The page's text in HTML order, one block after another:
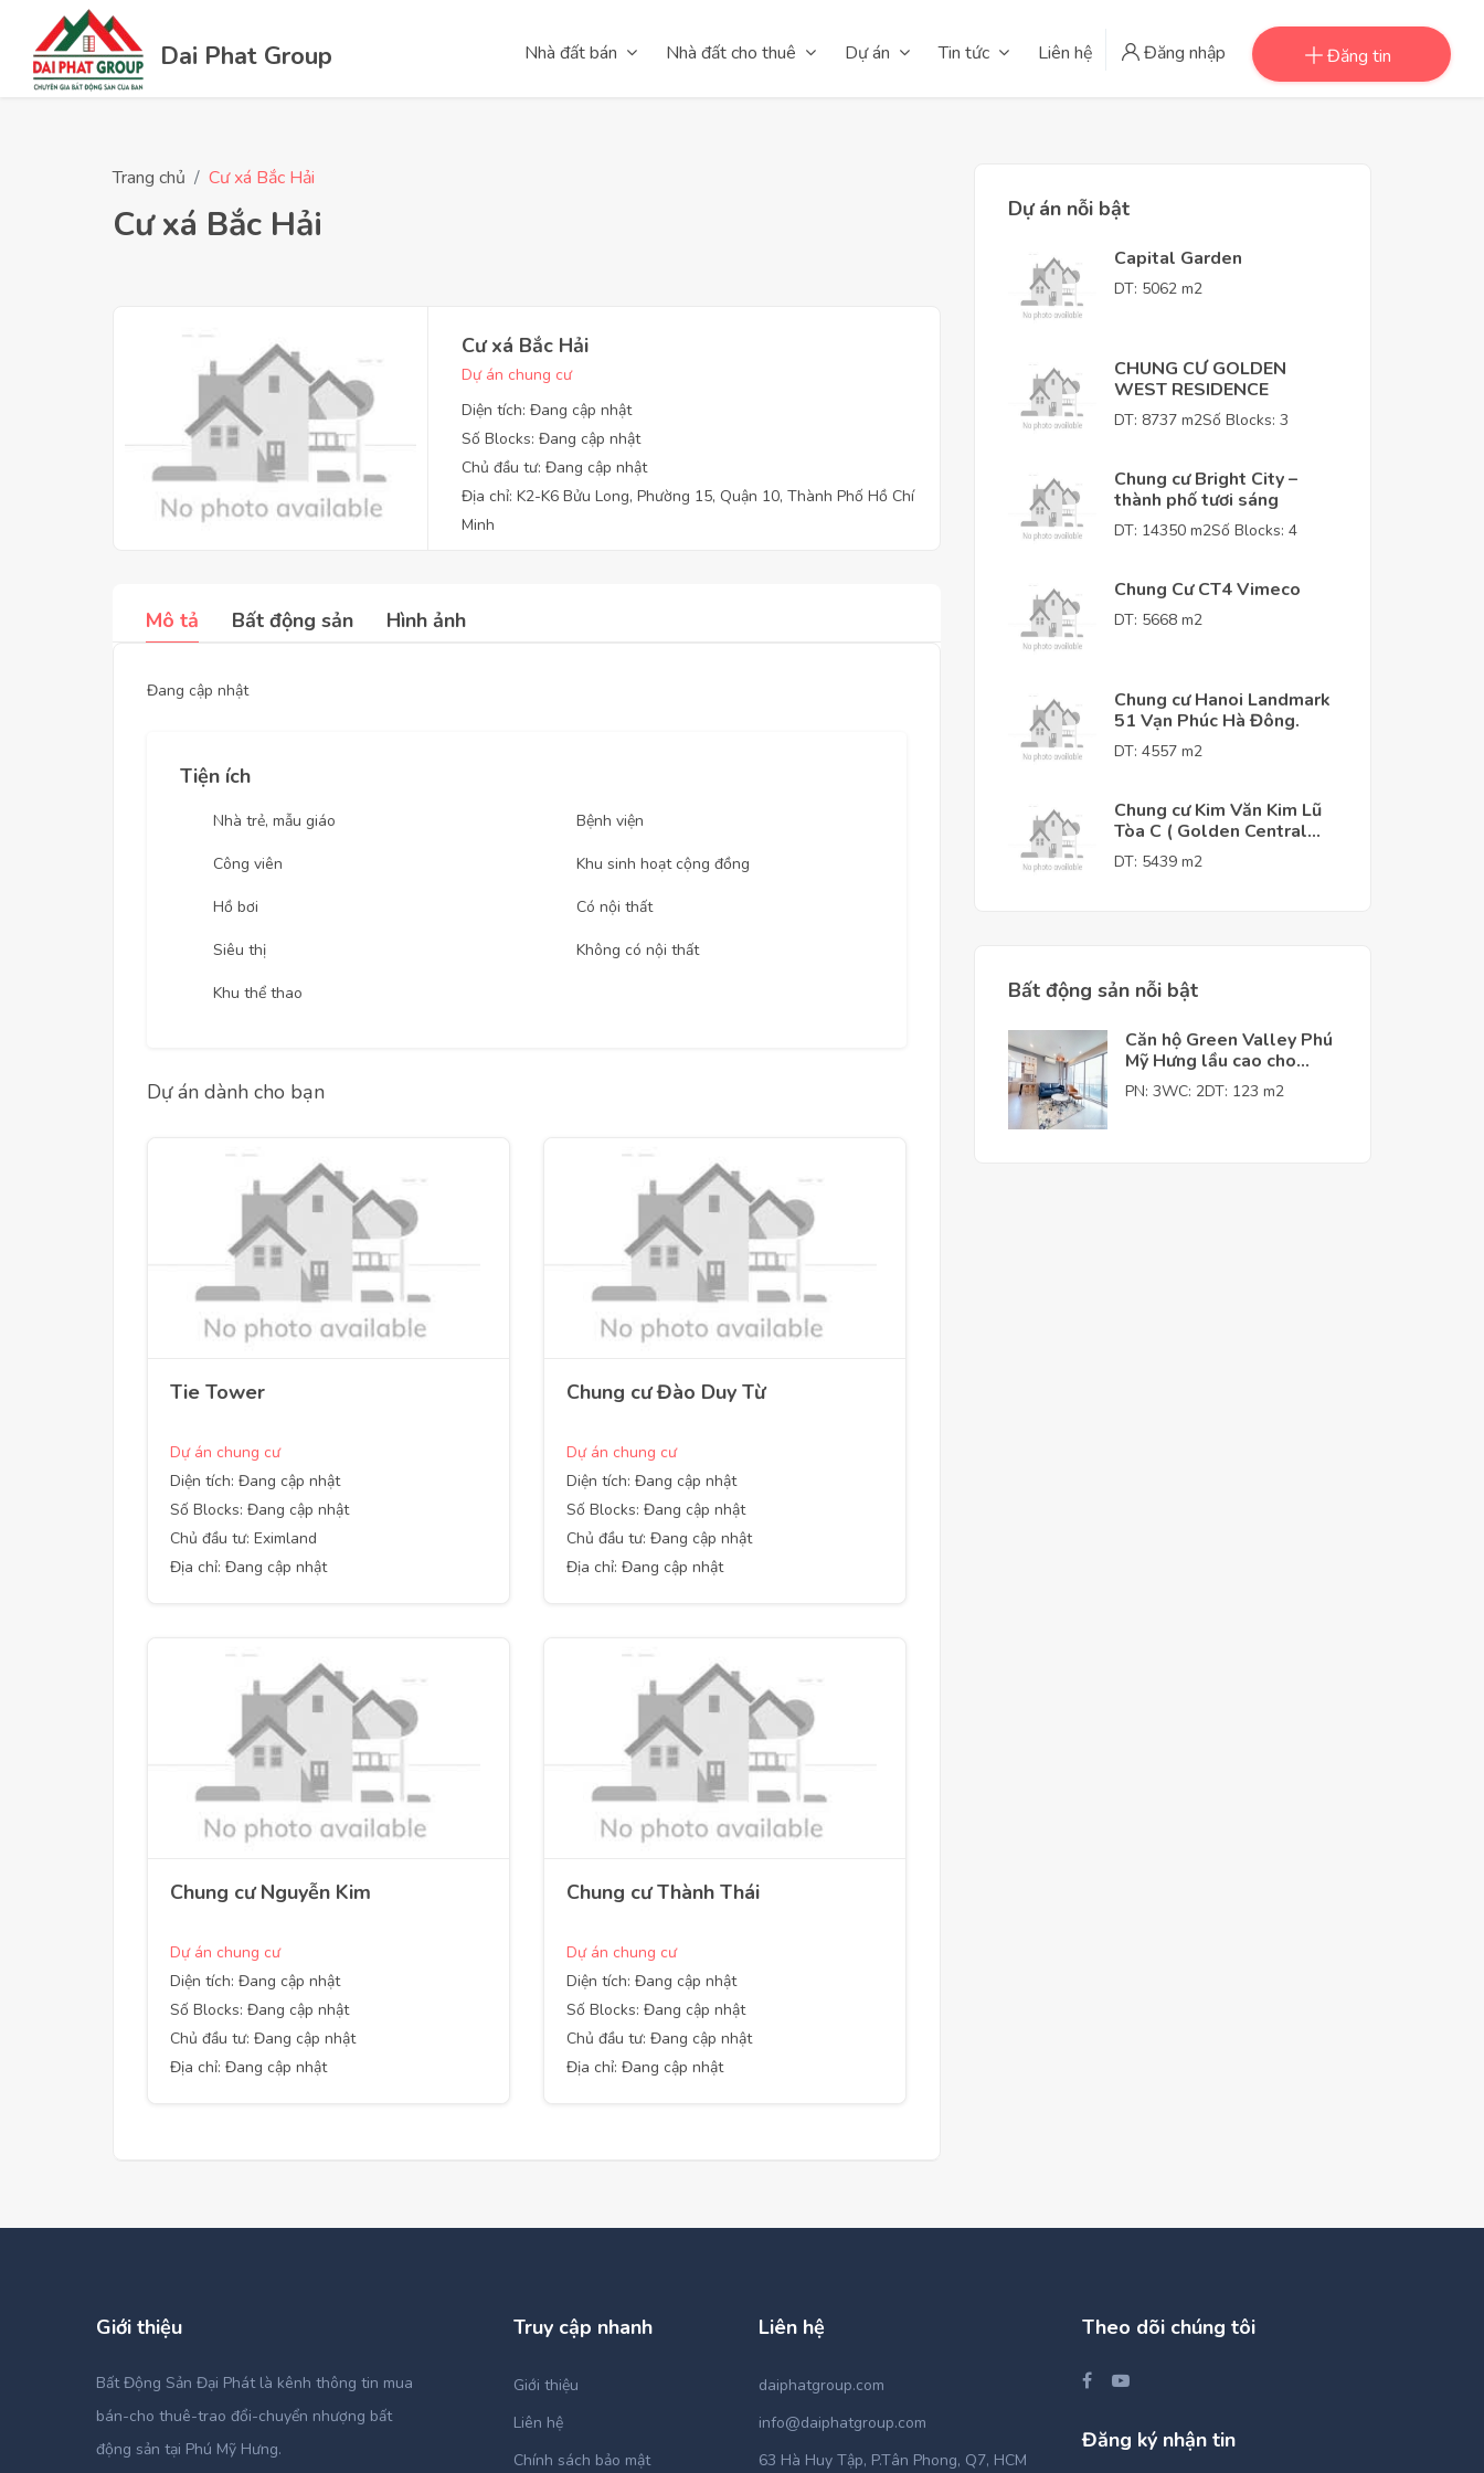
Dai Phat Group Nhà đất bán Nhà đất cho thuê Dự án Tin tức Liên hệ Đăng nhập Đăng tin
Trang chủ Cư xá Bắc Hải
Cư xá Bắc Hải
Cư xá Bắc Hải
Dự án chung cư
Diện tích: Đang cập nhật
Số Blocks: Đang cập nhật
Chủ đầu tư: Đang cập nhật
Địa chỉ: K2-K6 Bửu Long, Phường 15, Quận 10, Thành Phố Hồ Chí
Minh
Mô tả Bất động sản Hình ảnh
Đang cập nhật
Tiện ích
Nhà trẻ, mẫu giáo
Công viên
Hồ bơi
Siêu thị
Khu thể thao
Bệnh viện
Khu sinh hoạt cộng đồng
Có nội thất
Không có nội thất
Dự án dành cho bạn
Tie Tower
Dự án chung cư
Diện tích: Đang cập nhật
Số Blocks: Đang cập nhật
Chủ đầu tư: Eximland
Địa chỉ: Đang cập nhật
Chung cư Đào Duy Từ
Dự án chung cư
Diện tích: Đang cập nhật
Số Blocks: Đang cập nhật
Chủ đầu tư: Đang cập nhật
Địa chỉ: Đang cập nhật
Chung cư Nguyễn Kim
Dự án chung cư
Diện tích: Đang cập nhật
Số Blocks: Đang cập nhật
Chủ đầu tư: Đang cập nhật
Địa chỉ: Đang cập nhật
Chung cư Thành Thái
Dự án chung cư
Diện tích: Đang cập nhật
Số Blocks: Đang cập nhật
Chủ đầu tư: Đang cập nhật
Địa chỉ: Đang cập nhật
Dự án nỗi bật
Capital Garden
DT: 5062 m2
CHUNG CƯ GOLDEN
WEST RESIDENCE
DT: 8737 m2Số Blocks: 3
Chung cư Bright City –
thành phố tươi sáng
DT: 14350 m2Số Blocks: 4
Chung Cư CT4 Vimeco
DT: 5668 m2
Chung cư Hanoi Landmark
51 Vạn Phúc Hà Đông.
DT: 4557 m2
Chung cư Kim Văn Kim Lũ
Tòa C ( Golden Central
Tower )
DT: 5439 m2
Bất động sản nỗi bật
Căn hộ Green Valley Phú
Mỹ Hưng lầu cao cho
thuê giá tốt
PN: 3WC: 2DT: 123 m2
Giới thiệu
Bất Động Sản Đại Phát là kênh thông tin mua
bán-cho thuê-trao đổi-chuyển nhượng bất
động sản tại Phú Mỹ Hưng.
Truy cập nhanh
Giới thiệu
Liên hệ
Chính sách bảo mật
Liên hệ
daiphatgroup.com
info@daiphatgroup.com
63 Hà Huy Tập, P.Tân Phong, Q7, HCM
Theo dõi chúng tôi
Đăng ký nhận tin